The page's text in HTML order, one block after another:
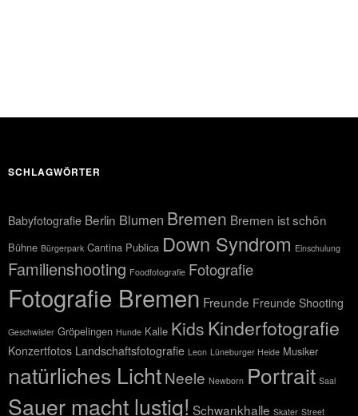
SCHLAGWÖRTER
Babyfotografie Berlin Blumen Bremen Bremen ist schön
Bühne Bürgerpark Cantina Publica Down Syndrom Einschulung
Familienshooting Foodfotografie Fotografie
Fotografie Bremen Freunde Freunde Shooting
Geschwister Gröpelingen Hunde Kalle Kids Kinderfotografie
Konzertfotos Landschaftsfotografie Leon Lüneburger Heide Musiker
natürliches LichtNeele Newborn Portrait Saal
Sauer macht lustig! Schwankhalle Skater Street